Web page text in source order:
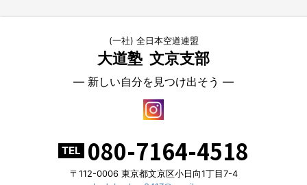
(一社) 全日本空道連盟
大道塾 文京支部
― 新しい自分を見つけ出そう ―
TEL 080-7164-4518
〒112-0006 東京都文京区小日向1丁目7-4